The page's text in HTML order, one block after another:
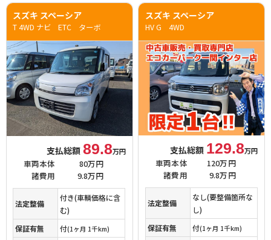
スズキ スペーシア
T 4WD ナビ ETC ターボ
支払総額 89.8万円
車両本体
80万円
諸費用
9.8万円
法定整備
付き(車輌価格に含
む)
保証有無
付(1ヶ月 1千km)
スズキ スペーシア
HV G 4WD
支払総額 129.8万円
車両本体
120万円
諸費用
9.8万円
法定整備
なし(要整備箇所な
し)
保証有無
付(1ヶ月 1千km)